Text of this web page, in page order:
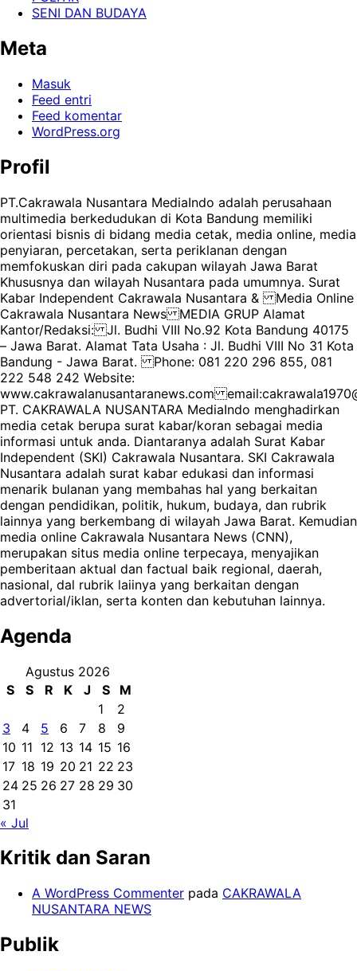
SENI DAN BUDAYA
Meta
Masuk
Feed entri
Feed komentar
WordPress.org
Profil
PT.Cakrawala Nusantara MediaIndo adalah perusahaan
multimedia berkedudukan di Kota Bandung memiliki
orientasi bisnis di bidang media cetak, media online, media
penyiaran, percetakan, serta periklanan dengan
memfokuskan diri pada cakupan wilayah Jawa Barat
Khususnya dan wilayah Nusantara pada umumnya. Surat
Kabar Independent Cakrawala Nusantara & Media Online
Cakrawala Nusantara News MEDIA GRUP Alamat
Kantor/Redaksi: Jl. Budhi VIII No.92 Kota Bandung 40175
– Jawa Barat. Alamat Tata Usaha : Jl. Budhi VIII No 31 Kota
Bandung - Jawa Barat. Phone: 081 220 296 855, 081
222 548 242 Website:
www.cakrawalanusantaranews.com
PT. CAKRAWALA NUSANTARA MediaIndo menghadirkan
media cetak berupa surat kabar/koran sebagai media
informasi untuk anda. Diantaranya adalah Surat Kabar
Independent (SKI) Cakrawala Nusantara. SKI Cakrawala
Nusantara adalah surat kabar edukasi dan informasi
menarik bulanan yang membahas hal yang berkaitan
dengan pendidikan, politik, hukum, budaya, dan rubrik
lainnya yang berkembang di wilayah Jawa Barat. Kemudian
media online Cakrawala Nusantara News (CNN),
merupakan situs media online terpecaya, menyajikan
pemberitaan aktual dan factual baik regional, daerah,
nasional, dal rubrik laiinya yang berkaitan dengan
advertorial/iklan, serta konten dan kebutuhan lainnya.
Agenda
Agustus 2026
S
S R K J S
M
1
2
3
4 5 6 7 8
9
10 11 12 13 14 15 16
17 18 19 20 21 22 23
24 25 26 27 28 29 30
31
« Jul
Kritik dan Saran
A WordPress Commenter pada CAKRAWALA
NUSANTARA NEWS
Publik